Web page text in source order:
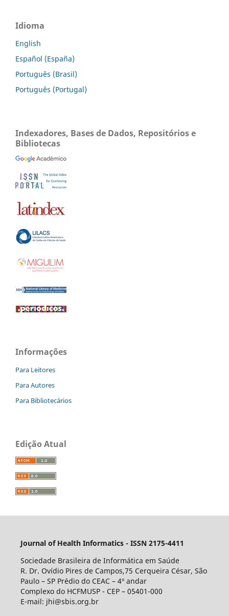
Idioma
English
Español (España)
Português (Brasil)
Português (Portugal)
Indexadores, Bases de Dados, Repositórios e
Bibliotecas
Informações
Para Leitores
Para Autores
Para Bibliotecários
Edição Atual
Journal of Health Informatics - ISSN 2175-4411
Sociedade Brasileira de Informática em Saúde
R. Dr. Ovídio Pires de Campos,75 Cerqueira César, São
Paulo – SP Prédio do CEAC – 4º andar
Complexo do HCFMUSP - CEP – 05401-000
E-mail: jhi@sbis.org.br